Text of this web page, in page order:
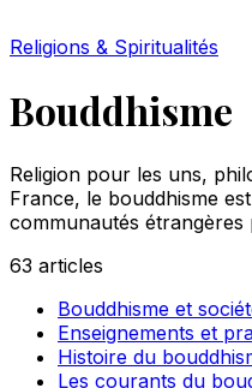
Religions & Spiritualités
Bouddhisme
Religion pour les uns,
France, le bouddhisme
communautés étrangères
63 articles
Bouddhisme et
Enseignements et
Histoire du
Les courants du